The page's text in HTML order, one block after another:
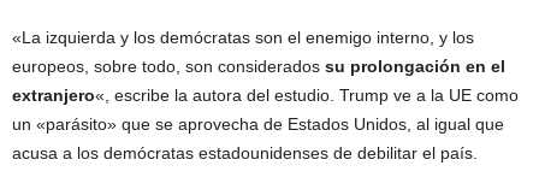
«La izquierda y los demócratas son el enemigo interno, y los
europeos, sobre todo, son considerados su prolongación en el
extranjero«, escribe la autora del estudio. Trump ve a la UE como
un «parásito» que se aprovecha de Estados Unidos, al igual que
acusa a los demócratas estadounidenses de debilitar el país.